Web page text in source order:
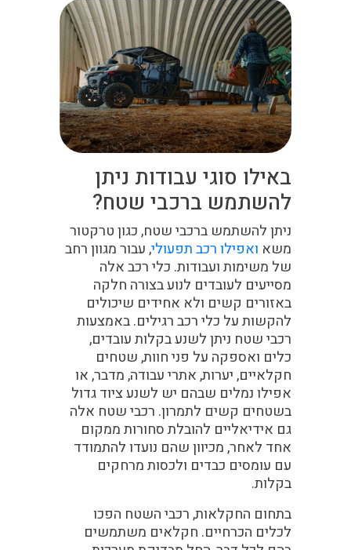
באילו סוגי עבודות ניתן
להשתמש ברכבי שטח?
ניתן להשתמש ברכבי שטח, כגון טרקטור
משא ואפילו רכב תפעולי, עבור מגוון רחב
של משימות ועבודות. כלי רכב אלה
מסייעים לעובדים לנוע בצורה חלקה
באזורים קשים ולא אחידים שיכולים
להקשות על כלי רכב רגילים. באמצעות
רכבי שטח ניתן לשנע בקלות עובדים,
כלים ואספקה ​​על פני חוות, שטחים
חקלאיים, יערות, אתרי עבודה, מדבר, או
אפילו נמלים שבהם יש לשנע ציוד גדול
בשטחים קשים לתמרון. רכבי שטח אלה
גם אידיאליים להובלת סחורות ממקום
אחד לאחר, מכיוון שהם נועדו להתמודד
עם עומסים כבדים ולכסות מרחקים
בקלות.
בתחום החקלאות, רכבי השטח הפכו
לכלים הכרחיים. חקלאים משתמשים